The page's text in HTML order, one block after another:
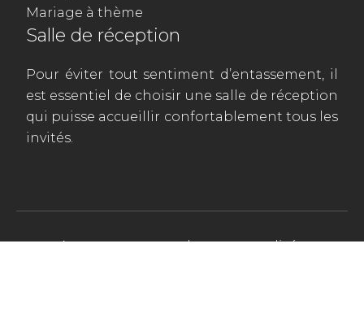
Mariage à thème
Salle de réception
Pour éviter tout sentiment d’entassement, il
est essentiel de choisir une salle de réception
qui puisse accueillir confortablement tous les
invités.
Apportez une touche personnalisée